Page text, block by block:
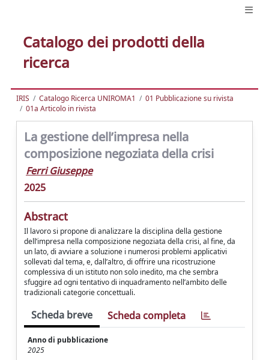
Catalogo dei prodotti della
ricerca
IRIS Catalogo Ricerca UNIROMA1
01 Pubblicazione su rivista
01a Articolo in rivista
La gestione dell’impresa nella
composizione negoziata della crisi
Ferri Giuseppe
2025
Abstract
Il lavoro si propone di analizzare la disciplina della gestione
dell’impresa nella composizione negoziata della crisi, al fine, da
un lato, di avviare a soluzione i numerosi problemi applicativi
sollevati dal tema, e, dall’altro, di offrire una ricostruzione
complessiva di un istituto non solo inedito, ma che sembra
sfuggire ad ogni tentativo di inquadramento nell’ambito delle
tradizionali categorie concettuali.
Scheda breve Scheda completa
Anno di pubblicazione
2025